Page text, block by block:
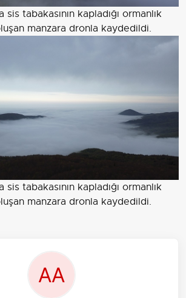
tabakasının kapladığı ormanlık
manzara dronla kaydedildi.
tabakasının kapladığı ormanlık
manzara dronla kaydedildi.